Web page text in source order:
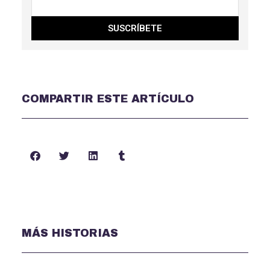
SUSCRÍBETE
COMPARTIR ESTE ARTÍCULO
MÁS HISTORIAS